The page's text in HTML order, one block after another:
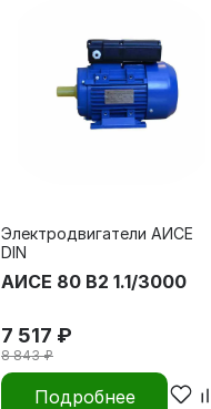
Электродвигатели АИСЕ
DIN
АИСЕ 80 В2 1.1/3000
7 517 ₽
8 843 ₽
Подробнее